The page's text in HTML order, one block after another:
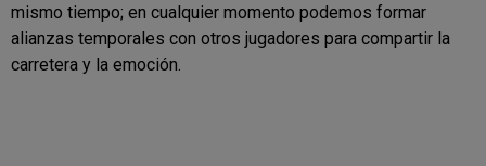
mismo tiempo; en cualquier momento podemos formar
alianzas temporales con otros jugadores para compartir la
carretera y la emoción.